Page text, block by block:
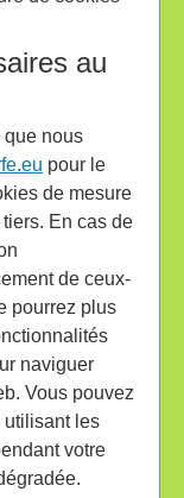
au
que nous
pour le
de mesure
En cas de
de ceux-
pourrez plus
naviguer
Vous pouvez
utilisant les
votre